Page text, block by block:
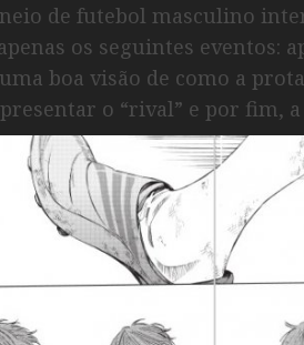
de futebol masculino
os seguintes eventos:
boa visão de como a
o “rival” e por fim,